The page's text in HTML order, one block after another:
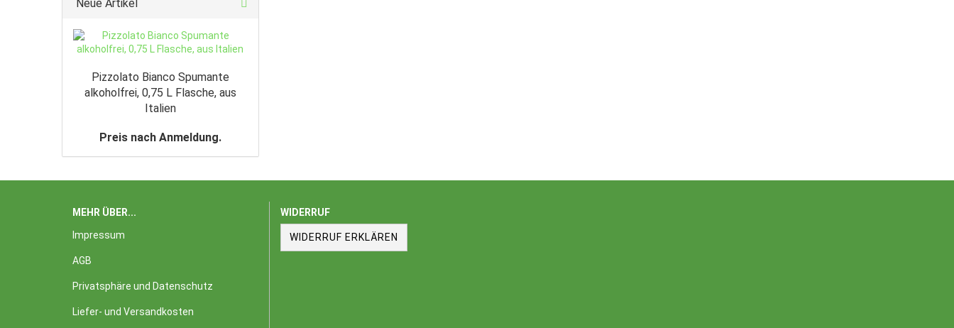
Neue Artikel
Pizzolato Bianco Spumante
alkoholfrei, 0,75 L Flasche, aus
Italien
Preis nach Anmeldung.
MEHR ÜBER...
Impressum
AGB
Privatsphäre und Datenschutz
Liefer- und Versandkosten
WIDERRUF
WIDERRUF ERKLÄREN